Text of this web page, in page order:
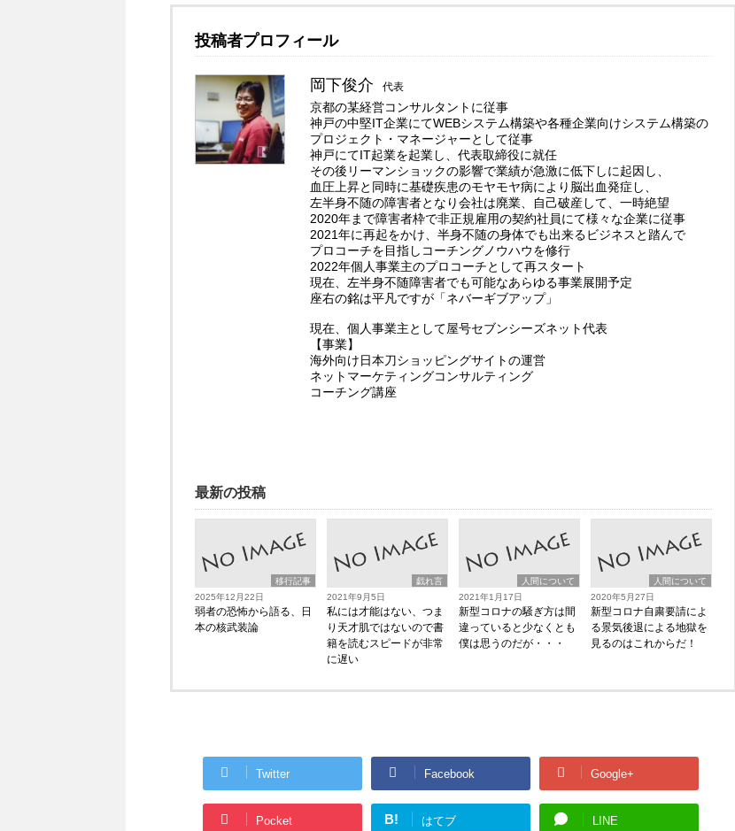
投稿者プロフィール
岡下俊介 代表
京都の某経営コンサルタントに従事
神戸の中堅IT企業にてWEBシステム構築や各種企業向けシステム構築の
プロジェクト・マネージャーとして従事
神戸にてIT起業を起業し、代表取締役に就任
その後リーマンショックの影響で業績が急激に低下しに起因し、
血圧上昇と同時に基礎疾患のモヤモヤ病により脳出血発症し、
左半身不随の障害者となり会社は廃業、自己破産して、一時絶望
2020年まで障害者枠で非正規雇用の契約社員にて様々な企業に従事
2021年に再起をかけ、半身不随の身体でも出来るビジネスと踏んで
プロコーチを目指しコーチングノウハウを修行
2022年個人事業主のプロコーチとして再スタート
現在、左半身不随障害者でも可能なあらゆる事業展開予定
座右の銘は平凡ですが「ネバーギブアップ」
現在、個人事業主として屋号セブンシーズネット代表
【事業】
海外向け日本刀ショッピングサイトの運営
ネットマーケティングコンサルティング
コーチング講座
最新の投稿
移行記事
2025年12月22日
弱者の恐怖から語る、日
本の核武装論
戯れ言
2021年9月5日
私には才能はない、つま
り天才肌ではないので書
籍を読むスピードが非常
に遅い
人間について
2021年1月17日
新型コロナの騒ぎ方は間
違っていると少なくとも
僕は思うのだが・・・
人間について
2020年5月27日
新型コロナ自粛要請によ
る景気後退による地獄を
見るのはこれからだ！
Twitter Facebook Google+
Pocket B! はてブ LINE